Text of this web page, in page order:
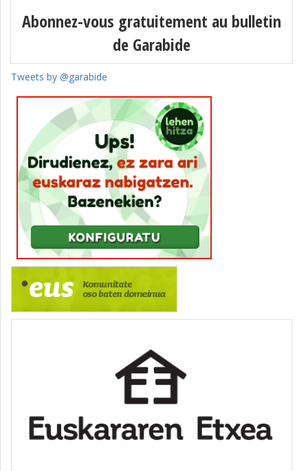
Abonnez-vous gratuitement au bulletin
de Garabide
Tweets by @garabide